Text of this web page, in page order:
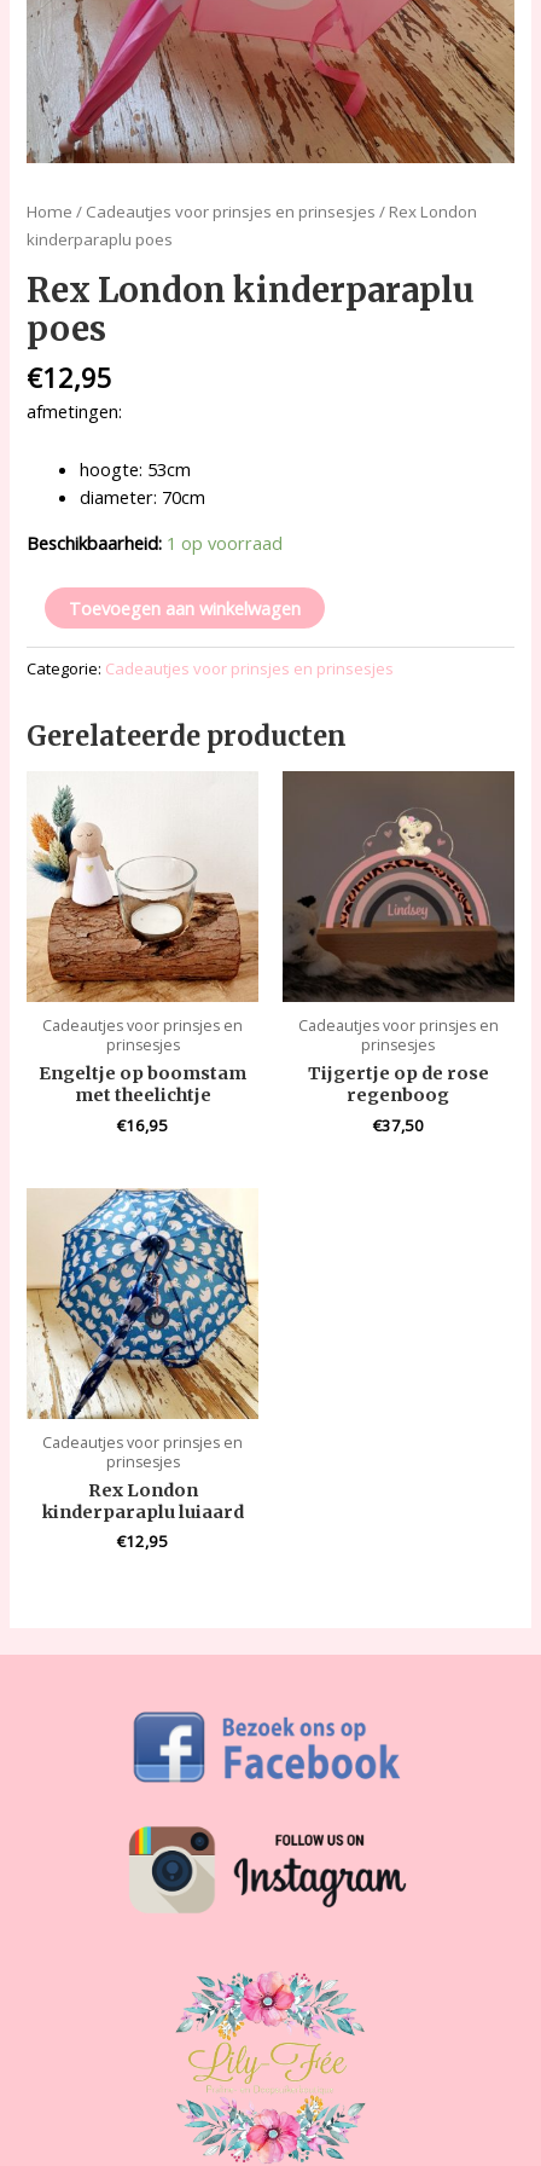
Home / Cadeautjes voor prinsjes en prinsesjes / Rex London
kinderparaplu poes
Rex London kinderparaplu
poes
€12,95
afmetingen:
hoogte: 53cm
diameter: 70cm
Beschikbaarheid: 1 op voorraad
Toevoegen aan winkelwagen
Categorie: Cadeautjes voor prinsjes en prinsesjes
Gerelateerde producten
Cadeautjes voor prinsjes en
prinsesjes
Engeltje op boomstam
met theelichtje
€16,95
Cadeautjes voor prinsjes en
prinsesjes
Tijgertje op de rose
regenboog
€37,50
Cadeautjes voor prinsjes en
prinsesjes
Rex London
kinderparaplu luiaard
€12,95